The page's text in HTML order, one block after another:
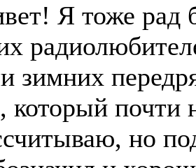
Я тоже рад
зимних
который почти
но